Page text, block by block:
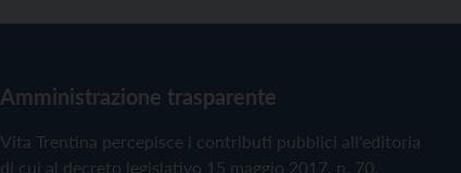
Amministrazione trasparente
Vita Trentina percepisce i contributi pubblici all'editoria
di cui al decreto legislativo 15 maggio 2017, n. 70.